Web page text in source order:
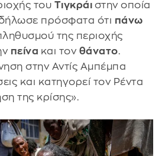
του Τιγκράι στην οποία
δήλωσε πρόσφατα ότι πάνω
της περιοχής
πείνα και τον θάνατο.
στην Αντίς Αμπέμπα
και κατηγορεί τον Ρέντα
της κρίσης».